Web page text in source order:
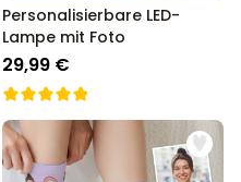
Personalisierbare LED-
Lampe mit Foto
29,99 €